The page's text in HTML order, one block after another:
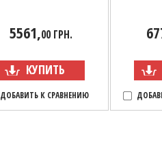
5561,00 ГРН.
КУПИТЬ
ДОБАВИТЬ К СРАВНЕНИЮ